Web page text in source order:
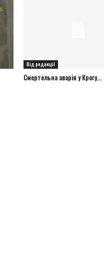
Від редакції
Смертельна аварія у Крогу...